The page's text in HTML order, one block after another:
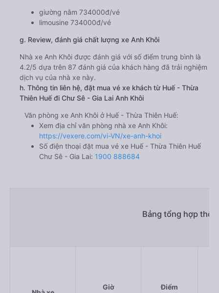
giường nằm 734000đ/vé
limousine 734000đ/vé
g. Review, đánh giá chất lượng xe Anh Khôi
Nhà xe Anh Khôi được đánh giá với số điểm trung bình là
4.2/5 dựa trên 87 đánh giá của khách hàng đã trải nghiệm
dịch vụ của nhà xe này.
h. Thông tin liên hệ, đặt mua vé xe khách từ Huế - Thừa
Thiên Huế đi Chư Sê - Gia Lai Anh Khôi
Văn phòng xe Anh Khôi ở Huế - Thừa Thiên Huế:
Xem địa chỉ văn phòng nhà xe Anh Khôi:
https://vexere.com/vi-VN/xe-anh-khoi
Số điện thoại đặt mua vé xe Huế - Thừa Thiên Huế
Chư Sê - Gia Lai: 1900 888684
Bảng tổng hợp
Giờ Điểm